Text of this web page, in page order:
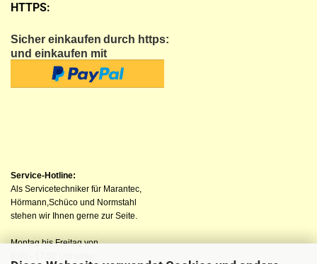
HTTPS:
Sicher einkaufen durch https:
und einkaufen mit
Service-Hotline:
Als Servicetechniker für Marantec,
Hörmann,Schüco und Normstahl
stehen wir Ihnen gerne zur Seite.
Montag bis Freitag von